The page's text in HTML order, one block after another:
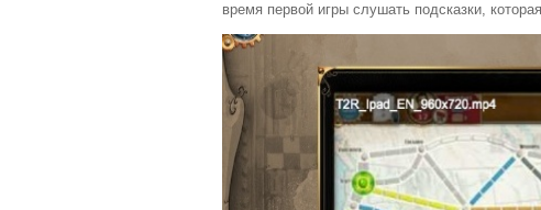
время первой игры слушать подсказки,